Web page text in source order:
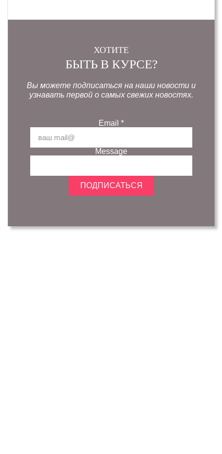
ХОТИТЕ
БЫТЬ В КУРСЕ?
Вы можете подписаться на наши новости и
узнавать первой о самых свежих новостях.
Email *
Message
ПОДПИСАТЬСЯ